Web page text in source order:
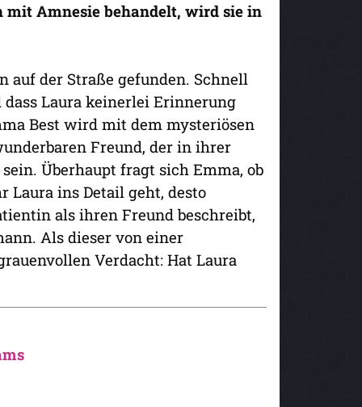
mit Amnesie behandelt, wird sie in
der Straße gefunden. Schnell
Laura keinerlei Erinnerung
Best wird mit dem mysteriösen
Freund, der in ihrer
Überhaupt fragt sich Emma, ob
Laura ins Detail geht, desto
als ihren Freund beschreibt,
Als dieser von einer
Verdacht: Hat Laura